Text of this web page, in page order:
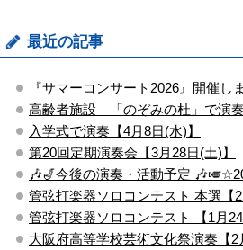
最近の記事
『サマーコンサート2026』開催し
高齢者施設 「のぞみの杜」で演奏
入学式で演奏【4月8日(水)】
第20回定期演奏会【3月28日(土)】
🎶🎷今後の演奏・活動予定
管弦打楽器ソロコンテスト ​本選【2
管弦打楽器ソロコンテスト ​【1月24
大阪府高等学校芸術文化祭演奏【2